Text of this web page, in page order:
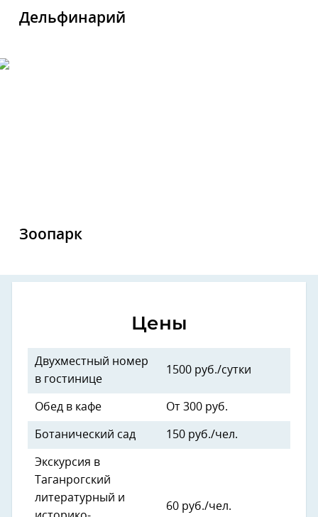
Дельфинарий
Зоопарк
Цены
Двухместный номер
в гостинице
1500 руб./сутки
Обед в кафе От 300 руб.
Ботанический сад 150 руб./чел.
Экскурсия в
Таганрогский
литературный и
60 руб./чел.